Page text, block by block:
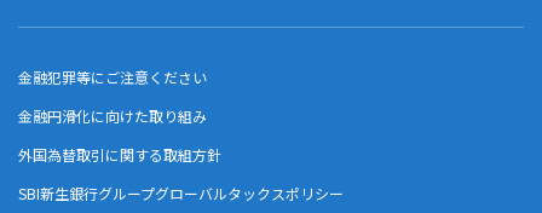
金融犯罪等にご注意ください
金融円滑化に向けた取り組み
外国為替取引に関する取組方針
SBI新生銀行グループグローバルタックスポリシー